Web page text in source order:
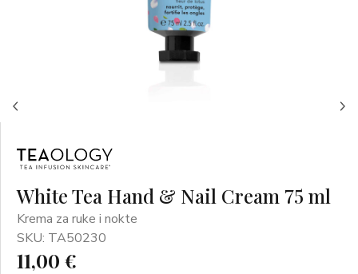
White Tea Hand & Nail Cream 75 ml
Krema za ruke i nokte
SKU: TA50230
11,00 €